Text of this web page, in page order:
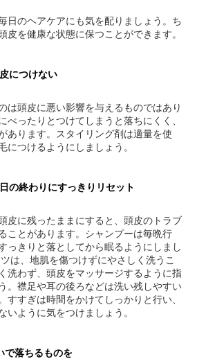
日のヘアケアにも気を配りましょう。ち
皮を健康な状態に保つことができます。
につけない
は頭皮に悪い影響を与えるものではあり
べったりとつけてしまうと落ちにくく、
あります。スタイリング剤は適量を使
につけるようにしましょう。
の終わりにすっきりリセット
皮に残ったままにすると、頭皮のトラブ
ことがあります。シャンプーは毎晩行
っきりと落としてから眠るようにしまし
は、地肌を傷つけずにやさしく洗うこ
洗わず、頭皮をマッサージするように指
。襟足や耳の後ろなどは洗い残しやすい
すすぎは時間をかけてしっかりと行い、
いように気をつけましょう。
で落ちるものを